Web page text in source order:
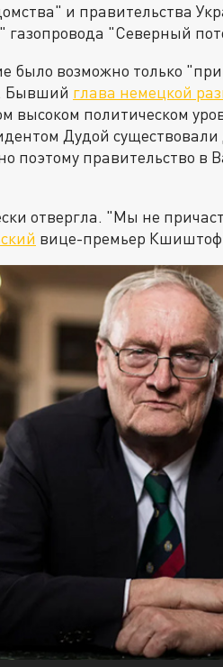
и правительства
газопровода "Северный
возможно только "при
Бывший глава немецкой
высоком политическом
Дудой
поэтому правительство в
отвергла. "Мы не
вице-премьер Кшиштоф